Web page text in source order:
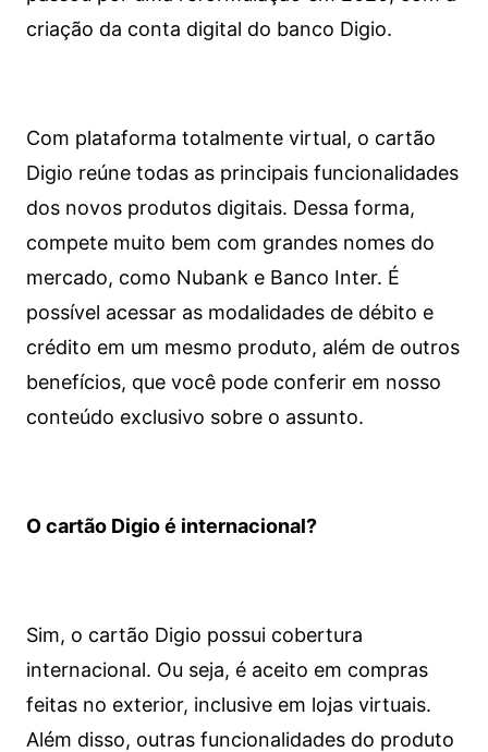
criação da conta digital do banco Digio.
Com plataforma totalmente virtual, o cartão
Digio reúne todas as principais funcionalidades
dos novos produtos digitais. Dessa forma,
compete muito bem com grandes nomes do
mercado, como Nubank e Banco Inter. É
possível acessar as modalidades de débito e
crédito em um mesmo produto, além de outros
benefícios, que você pode conferir em nosso
conteúdo exclusivo sobre o assunto.
O cartão Digio é internacional?
Sim, o cartão Digio possui cobertura
internacional. Ou seja, é aceito em compras
feitas no exterior, inclusive em lojas virtuais.
Além disso, outras funcionalidades do produto